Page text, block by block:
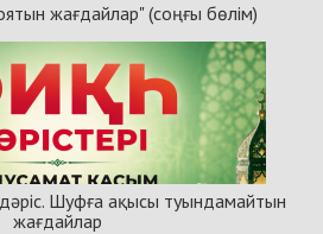
жағдайлар" (соңғы бөлім)
Шуфға ақысы туындамайтын
жағдайлар